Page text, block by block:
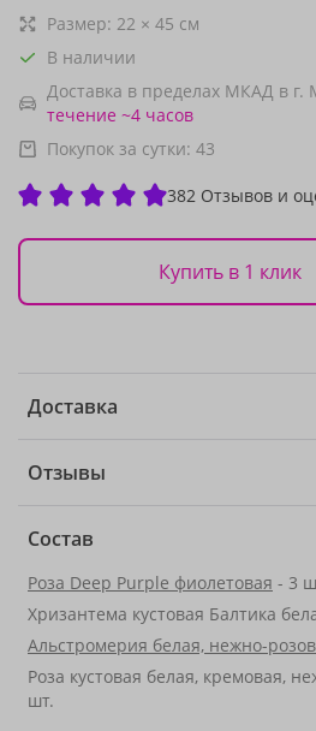
Размер: 22 × 45 см
В наличии
Доставка в пределах МКАД в г.
течение ~4 часов
Покупок за сутки: 43
382 Отзывов и
Купить в 1 клик
Доставка
Отзывы
Состав
Роза Deep Purple фиолетовая - 3
Хризантема кустовая Балтика
Альстромерия белая, нежно-
Роза кустовая белая, кремовая,
шт.